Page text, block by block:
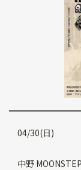
04/30(日)
中野 MOONSTEP